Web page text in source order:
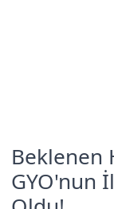
Beklenen
GYO'nun